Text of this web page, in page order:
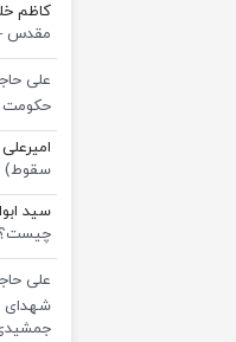
کاظم
مقدس
علی
حکومت
امیرعلی
سقوط)
سید
چیست؟
علی
شهدای